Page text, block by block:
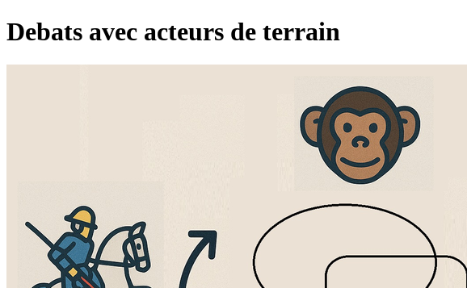
Debats avec acteurs de terrain